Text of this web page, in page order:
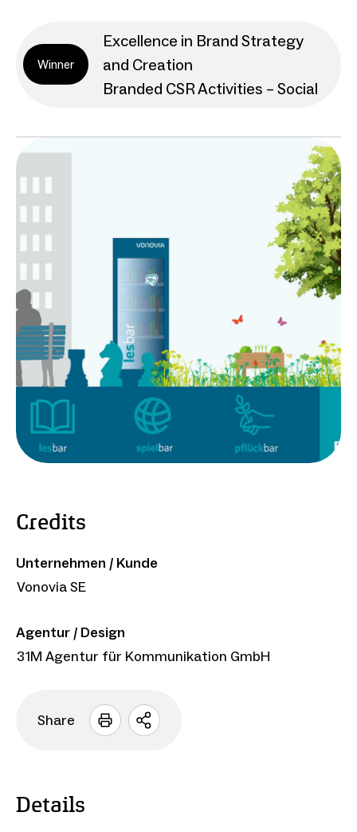
Winner
Excellence in Brand Strategy
and Creation
Branded CSR Activities – Social
Credits
Unternehmen / Kunde
Vonovia SE
Agentur / Design
31M Agentur für Kommunikation GmbH
Share
Sharing
Details